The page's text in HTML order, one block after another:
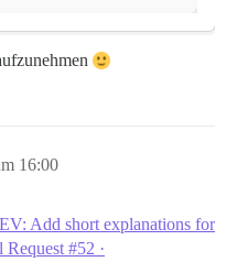
16:00
Add short explanations for
#52 ·